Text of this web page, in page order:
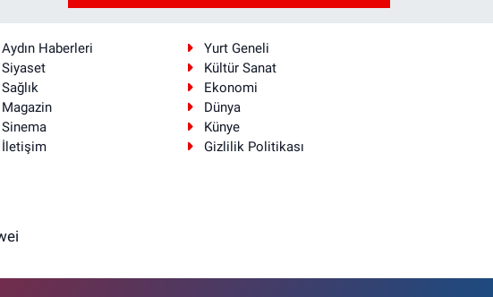
Aydın Haberleri
Yurt Geneli
Siyaset
Kültür Sanat
Sağlık
Ekonomi
Magazin
Dünya
Sinema
Künye
İletişim
Gizlilik Politikası